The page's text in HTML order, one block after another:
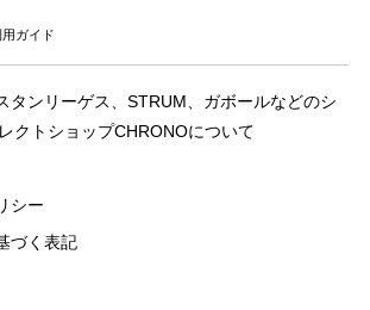
用ガイド
タンリーゲス、STRUM、ガボールなどのシ
クトショップCHRONOについて
シー
づく表記